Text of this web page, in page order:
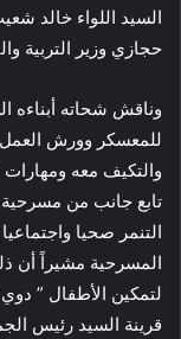
السيد اللواء خالد
حجازي وزير التربية
وناقش شحاته أبناءه
للمعسكر وورش العمل
والتكيف معه ومهارات
تابع جانب من مسرحية
التنمر صحيا
المسرحية مشيراً أن
لتمكين الأطفال ”
قرينة السيد رئيس